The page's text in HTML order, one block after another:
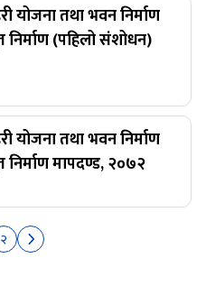
योजना तथा भवन निर्माण
(पहिलो संशोधन)
योजना तथा भवन निर्माण
मापदण्ड, २०७२
२